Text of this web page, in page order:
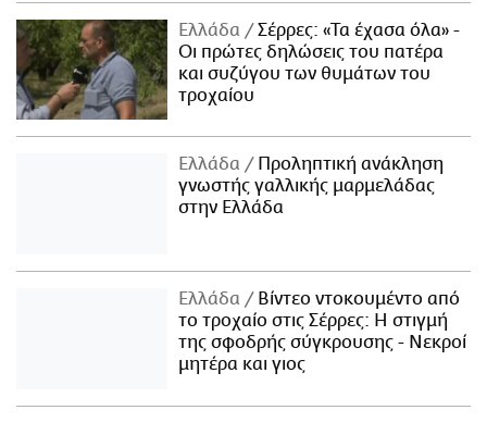
Ελλάδα
Σέρρες: «Τα έχασα όλα» -
Οι πρώτες δηλώσεις του πατέρα
και συζύγου των θυμάτων του
τροχαίου
Ελλάδα
Προληπτική ανάκληση
γνωστής γαλλικής μαρμελάδας
στην Ελλάδα
Ελλάδα
Βίντεο ντοκουμέντο από
το τροχαίο στις Σέρρες: Η στιγμή
της σφοδρής σύγκρουσης - Νεκροί
μητέρα και γιος